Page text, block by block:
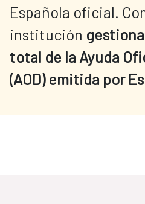
Española oficial.
institución
total de la Ayuda
(AOD) emitida por